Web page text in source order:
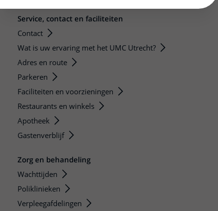
Service, contact en faciliteiten
Contact
Wat is uw ervaring met het UMC Utrecht?
Adres en route
Parkeren
Faciliteiten en voorzieningen
Restaurants en winkels
Apotheek
Gastenverblijf
Zorg en behandeling
Wachttijden
Poliklinieken
Verpleegafdelingen